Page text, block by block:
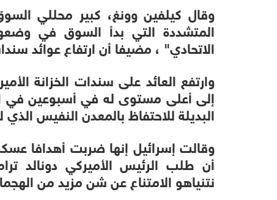
وقال كيلفين وونغ، كبير محللي
المتشددة التي بدأ السوق في
الاتحادي" ، مضيفا أن ارتفاع عوائد
إلى أعلى مستوى له في أسبوعين في
البديلة للاحتفاظ بالمعدن النفيس الذي
وقالت إسرائيل إنها ضربت أهدافا
أن طلب الرئيس الأميركي دونالد
نتنياهو الامتناع عن شن مزيد من